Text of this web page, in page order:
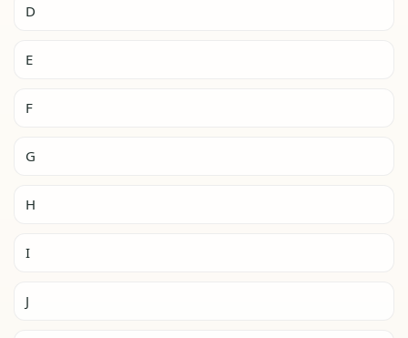
D
E
F
G
H
I
J